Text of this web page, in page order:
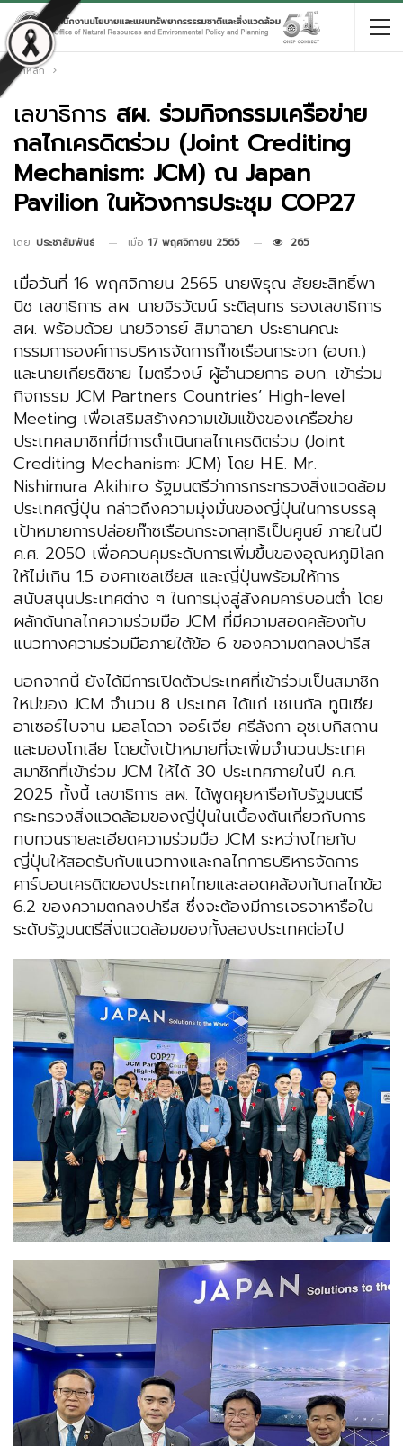
หน้าหลัก
เลขาธิการ สผ. ร่วมกิจกรรมเครือข่าย
กลไกเครดิตร่วม (Joint Crediting
Mechanism: JCM) ณ Japan
Pavilion ในห้วงการประชุม COP27
โดย ประชาสัมพันธ์ เมื่อ 17 พฤศจิกายน 2565 265
เมื่อวันที่ 16 พฤศจิกายน 2565 นายพิรุณ สัยยะสิทธิ์พา
นิช เลขาธิการ สผ. นายจิรวัฒน์ ระติสุนทร รองเลขาธิการ
สผ. พร้อมด้วย นายวิจารย์ สิมาฉายา ประธานคณะ
กรรมการองค์การบริหารจัดการก๊าซเรือนกระจก (อบก.)
และนายเกียรติชาย ไมตรีวงษ์ ผู้อำนวยการ อบก. เข้าร่วม
กิจกรรม JCM Partners Countries’ High-level
Meeting เพื่อเสริมสร้างความเข้มแข็งของเครือข่าย
ประเทศสมาชิกที่มีการดำเนินกลไกเครดิตร่วม (Joint
Crediting Mechanism: JCM) โดย H.E. Mr.
Nishimura Akihiro รัฐมนตรีว่าการกระทรวงสิ่งแวดล้อม
ประเทศญี่ปุ่น กล่าวถึงความมุ่งมั่นของญี่ปุ่นในการบรรลุ
เป้าหมายการปล่อยก๊าซเรือนกระจกสุทธิเป็นศูนย์ ภายในปี
ค.ศ. 2050 เพื่อควบคุมระดับการเพิ่มขึ้นของอุณหภูมิโลก
ให้ไม่เกิน 1.5 องศาเซลเซียส และญี่ปุ่นพร้อมให้การ
สนับสนุนประเทศต่าง ๆ ในการมุ่งสู่สังคมคาร์บอนต่ำ โดย
ผลักดันกลไกความร่วมมือ JCM ที่มีความสอดคล้องกับ
แนวทางความร่วมมือภายใต้ข้อ 6 ของความตกลงปารีส
นอกจากนี้ ยังได้มีการเปิดตัวประเทศที่เข้าร่วมเป็นสมาชิก
ใหม่ของ JCM จำนวน 8 ประเทศ ได้แก่ เซเนกัล ทูนิเซีย
อาเซอร์ไบจาน มอลโดวา จอร์เจีย ศรีลังกา อุซเบกิสถาน
และมองโกเลีย โดยตั้งเป้าหมายที่จะเพิ่มจำนวนประเทศ
สมาชิกที่เข้าร่วม JCM ให้ได้ 30 ประเทศภายในปี ค.ศ.
2025 ทั้งนี้ เลขาธิการ สผ. ได้พูดคุยหารือกับรัฐมนตรี
กระทรวงสิ่งแวดล้อมของญี่ปุ่นในเบื้องต้นเกี่ยวกับการ
ทบทวนรายละเอียดความร่วมมือ JCM ระหว่างไทยกับ
ญี่ปุ่นให้สอดรับกับแนวทางและกลไกการบริหารจัดการ
คาร์บอนเครดิตของประเทศไทยและสอดคล้องกับกลไกข้อ
6.2 ของความตกลงปารีส ซึ่งจะต้องมีการเจรจาหารือใน
ระดับรัฐมนตรีสิ่งแวดล้อมของทั้งสองประเทศต่อไป